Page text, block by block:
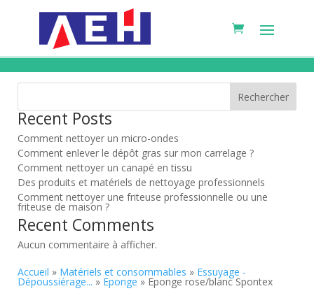
Rechercher
Recent Posts
Comment nettoyer un micro-ondes
Comment enlever le dépôt gras sur mon carrelage ?
Comment nettoyer un canapé en tissu
Des produits et matériels de nettoyage professionnels
Comment nettoyer une friteuse professionnelle ou une
friteuse de maison ?
Recent Comments
Aucun commentaire à afficher.
Accueil » Matériels et consommables » Essuyage -
Dépoussiérage... » Eponge » Eponge rose/blanc Spontex